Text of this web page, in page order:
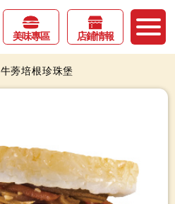
美味專區 店鋪情報
牛蒡培根珍珠堡